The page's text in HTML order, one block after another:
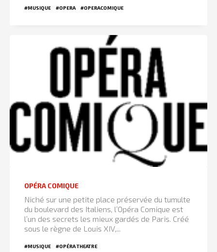
#MUSIQUE #OPERA #OPERACOMIQUE
OPÉRA COMIQUE
Niché sur une petite place préservée du tumulte
du boulevard des Italiens, l’Opéra Comique est
l’un des secrets les mieux gardés de Paris. Créé
sous le règne de Louis XIV,...
#MUSIQUE #OPÉRA THEATRE